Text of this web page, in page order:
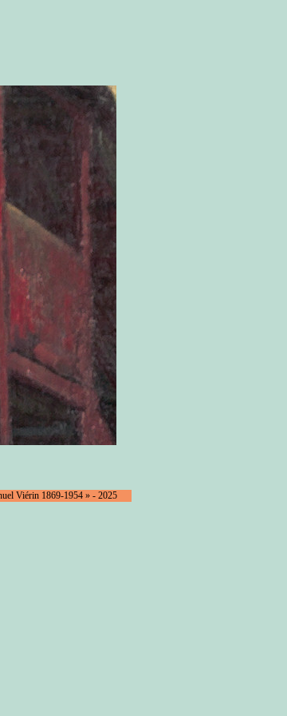
Viérin 1869-1954 » - 2025